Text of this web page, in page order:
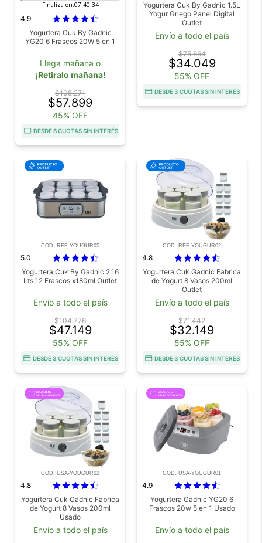
Finaliza en:07:40:34
4.9
Yogurtera Cuk By Gadnic
YG20 6 Frascos 20W 5 en 1
Llega mañana o
¡Retiralo mañana!
$105.271
$57.899
45% OFF
DESDE 6 CUOTAS SIN INTERÉS
Yogurtera Cuk By Gadnic 1.5L
Yogur Griego Panel Digital
Outlet
Envío a todo el país
$75.664
$34.049
55% OFF
DESDE 3 CUOTAS SIN INTERÉS
COD. REF-YOUGUR05
5.0
Yogurtera Cuk By Gadnic 2.16
Lts 12 Frascos x180ml Outlet
Envío a todo el país
$104.776
$47.149
55% OFF
DESDE 3 CUOTAS SIN INTERÉS
COD. REF-YOUGUR02
4.8
Yogurtera Cuk Gadnic Fabrica
de Yogurt 8 Vasos 200ml
Outlet
Envío a todo el país
$71.442
$32.149
55% OFF
DESDE 3 CUOTAS SIN INTERÉS
COD. USA-YOUGUR02
4.8
Yogurtera Cuk Gadnic Fabrica
de Yogurt 8 Vasos 200ml
Usado
Envío a todo el país
COD. USA-YOUGUR01
4.9
Yogurtera Gadnic YG20 6
Frascos 20w 5 en 1 Usado
Envío a todo el país